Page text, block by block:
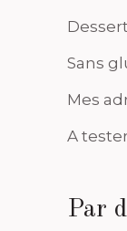
Sans
Mes
A
Par